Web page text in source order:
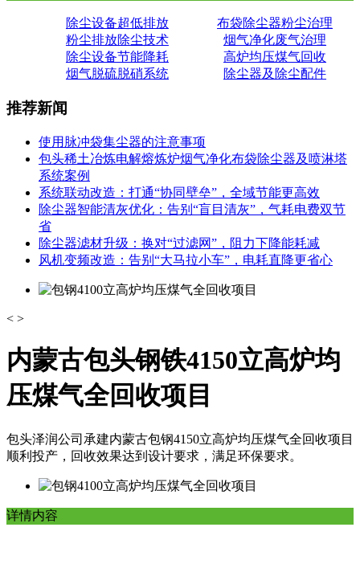
除尘设备超低排放
布袋除尘器粉尘治理
粉尘排放除尘技术
烟气净化废气治理
除尘设备节能降耗
高炉均压煤气回收
烟气脱硫脱硝系统
除尘器及除尘配件
推荐新闻
使用脉冲袋集尘器的注意事项
包头稀土冶炼电解熔炼炉烟气净化布袋除尘器及喷淋塔
系统案例
系统联动改造：打通“协同壁垒”，全域节能更高效
除尘器智能清灰优化：告别“盲目清灰”，气耗电费双节
省
除尘器滤材升级：换对“过滤网”，阻力下降能耗减
风机变频改造：告别“大马拉小车”，电耗直降更省心
< >
内蒙古包头钢铁4150立高炉均
压煤气全回收项目
包头泽润公司承建内蒙古包钢4150立高炉均压煤气全回收项目
顺利投产，回收效果达到设计要求，满足环保要求。
详情内容